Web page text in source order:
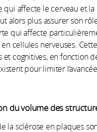
qui affecte le cerveau et
alors plus assurer son
qui affecte
cellules nerveuses.
et cognitives, en fonction
pour limiter
du volume des
la sclérose en plaques